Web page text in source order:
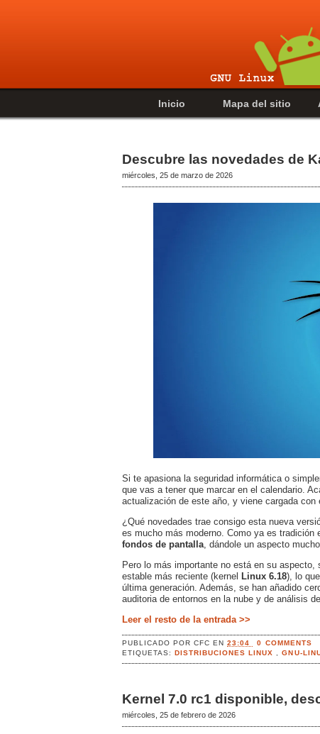
Inicio Mapa del sitio
Descubre las novedades de
miércoles, 25 de marzo de 2026
Si te apasiona la seguridad informática o
que vas a tener que marcar en el calendario.
actualización de este año, y viene cargada
¿Qué novedades trae consigo esta nueva
es mucho más moderno. Como ya es tradición
fondos de pantalla , dándole un aspecto
Pero lo más importante no está en su
estable más reciente (kernel Linux 6.18), lo
última generación. Además, se han añadido
auditoria de entornos en la nube y de análisis
Leer el resto de la entrada >>
PUBLICADO PORCFCEN23:04 0 COMMENTS
ETIQUETAS:DISTRIBUCIONES LINUX ,GNU-
Kernel 7.0 rc1 disponible,
miércoles, 25 de febrero de 2026